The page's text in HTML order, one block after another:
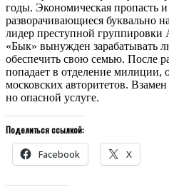
годы. Экономическая пропасть
разворачивающиеся буквально
лидер преступной
«Бык» вынужден зарабатывать
обеспечить свою семью. После
попадает в отделение милиции,
московских авторитетов.
но опасной услуге.
Поделиться ссылкой:
Facebook X